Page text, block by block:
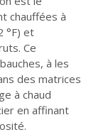
chauffées à
°F) et
Ce
à les
des matrices
à chaud
en affinant